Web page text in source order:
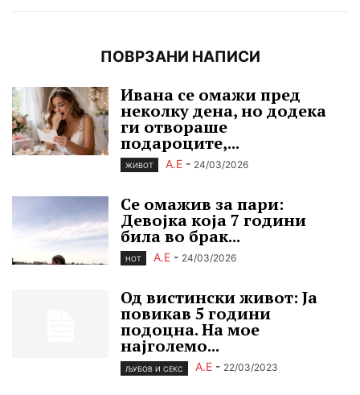
ПОВРЗАНИ НАПИСИ
Ивана се омажи пред
неколку дена, но додека
ги отвораше
подароците,...
ЖИВОТ А.Е - 24/03/2026
Се омажив за пари:
Девојка која 7 години
била во брак...
HOT А.Е - 24/03/2026
Од вистински живот: Ја
повикав 5 години
подоцна. На мое
најголемо...
ЉУБОВ И СЕКС А.Е - 22/03/2023